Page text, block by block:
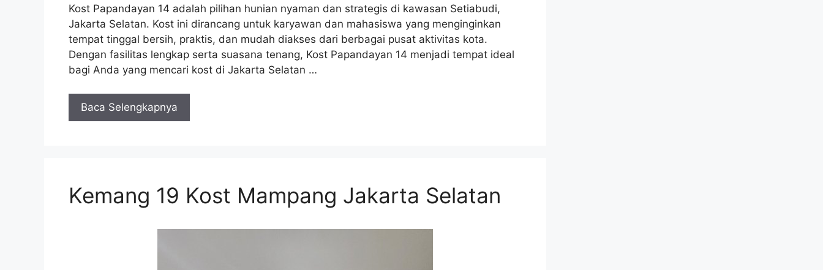
Kost Papandayan 14 adalah pilihan hunian nyaman dan strategis di kawasan Setiabudi,
Jakarta Selatan. Kost ini dirancang untuk karyawan dan mahasiswa yang menginginkan
tempat tinggal bersih, praktis, dan mudah diakses dari berbagai pusat aktivitas kota.
Dengan fasilitas lengkap serta suasana tenang, Kost Papandayan 14 menjadi tempat ideal
bagi Anda yang mencari kost di Jakarta Selatan …
Baca Selengkapnya
Kemang 19 Kost Mampang Jakarta Selatan